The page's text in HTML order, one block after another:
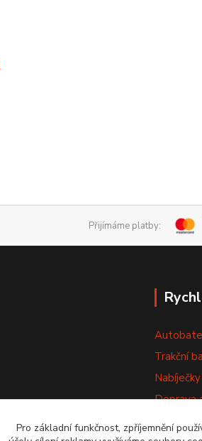
Přijímáme platby:
Trakční
Nabíječky
Doprava
Výměna
Pro základní funkčnost, zpříjemnění